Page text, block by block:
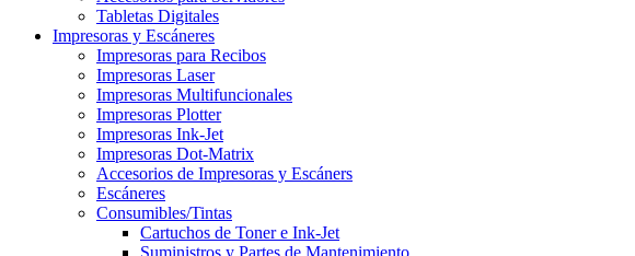
Tabletas Digitales
Impresoras y Escáneres
Impresoras para Recibos
Impresoras Laser
Impresoras Multifuncionales
Impresoras Plotter
Impresoras Ink-Jet
Impresoras Dot-Matrix
Accesorios de Impresoras y Escáners
Escáneres
Consumibles/Tintas
Cartuchos de Toner e Ink-Jet
Suministros y Partes de Mantenimiento